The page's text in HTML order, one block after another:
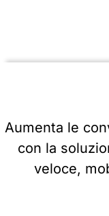
Aumenta le
con la
veloce,